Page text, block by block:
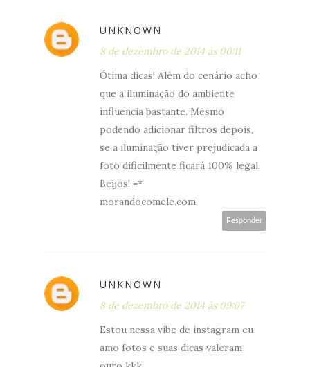
UNKNOWN
8 de dezembro de 2014 às 00:11
Ótima dicas! Além do cenário acho
que a iluminação do ambiente
influencia bastante. Mesmo
podendo adicionar filtros depois,
se a iluminação tiver prejudicada a
foto dificilmente ficará 100% legal.
Beijos! =*
morandocomele.com
Responder
UNKNOWN
8 de dezembro de 2014 às 09:07
Estou nessa vibe de instagram eu
amo fotos e suas dicas valeram